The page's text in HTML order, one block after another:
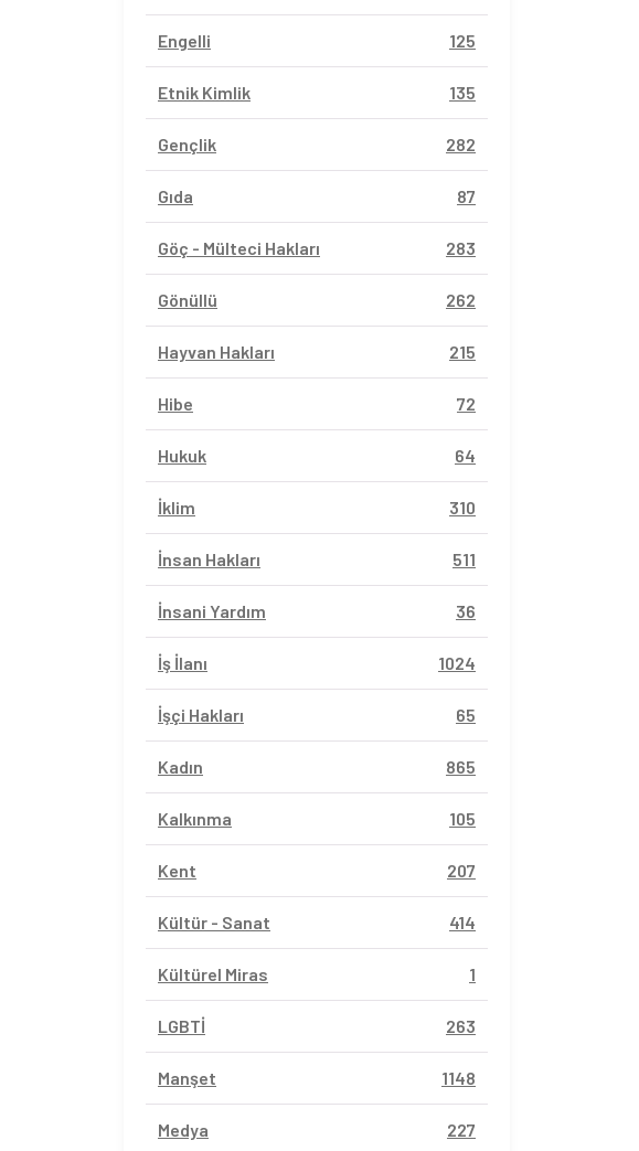
Engelli 125
Etnik Kimlik 135
Gençlik 282
Gıda 87
Göç - Mülteci Hakları 283
Gönüllü 262
Hayvan Hakları 215
Hibe 72
Hukuk 64
İklim 310
İnsan Hakları 511
İnsani Yardım 36
İş İlanı 1024
İşçi Hakları 65
Kadın 865
Kalkınma 105
Kent 207
Kültür - Sanat 414
Kültürel Miras 1
LGBTİ 263
Manşet 1148
Medya 227